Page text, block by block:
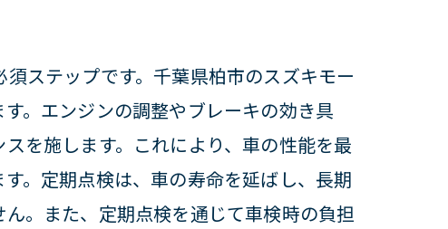
キモータースで
ステップです。千葉県柏市のスズキモー
。エンジンの調整やブレーキの効き具
を施します。これにより、車の性能を最
。定期点検は、車の寿命を延ばし、長期
。また、定期点検を通じて車検時の負担